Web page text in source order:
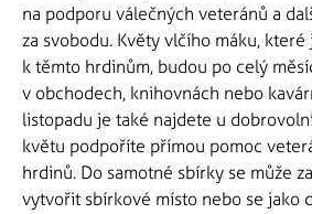
na podporu válečných veteránů a
za svobodu. Květy vlčího máku,
k těmto hrdinům, budou po celý
v obchodech, knihovnách nebo
listopadu je také najdete u
květu podpoříte přímou pomoc
hrdinů. Do samotné sbírky se může
vytvořit sbírkové místo nebo se jako